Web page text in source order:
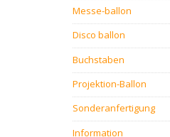
Messe-ballon
Disco ballon
Buchstaben
Projektion-Ballon
Sonderanfertigung
Information